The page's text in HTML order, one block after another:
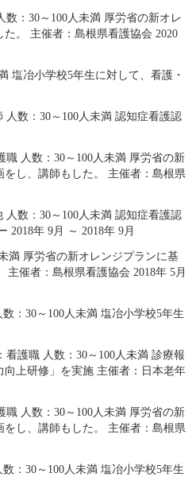
：30～100人未満 厚労省の新オレ
。 主催者：島根県看護協会 2020
塩冶小学校5年生に対して、看護・
数：30～100人未満 認知症看護認
人数：30～100人未満 厚労省の新
し、講師もした。 主催者：島根県
数：30～100人未満 認知症看護認
2018年 9月 ～ 2018年 9月
満 厚労省の新オレンジプランに基
催者：島根県看護協会 2018年 5月
：30～100人未満 塩冶小学校5年生
護職 人数：30～100人未満 診療報
上研修」を実施 主催者：日本老年
人数：30～100人未満 厚労省の新
し、講師もした。 主催者：島根県
：30～100人未満 塩冶小学校5年生